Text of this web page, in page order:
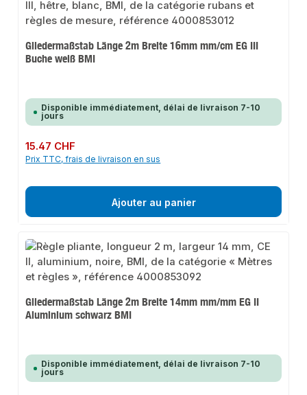
Gliedermaßstab Länge 2m Breite 16mm mm/cm EG III
Buche weiß BMI
Disponible immédiatement, délai de livraison 7-10
jours
Prix régulier :
15.47 CHF
Prix TTC, frais de livraison en sus
Ajouter au panier
Gliedermaßstab Länge 2m Breite 14mm mm/mm EG II
Aluminium schwarz BMI
Disponible immédiatement, délai de livraison 7-10
jours